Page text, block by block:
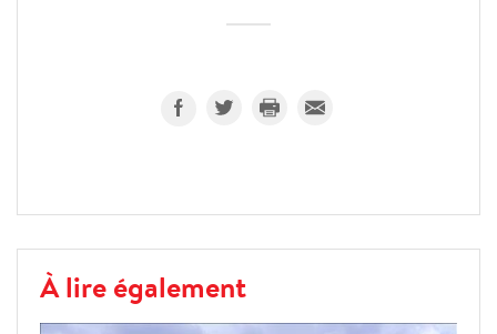
À lire également